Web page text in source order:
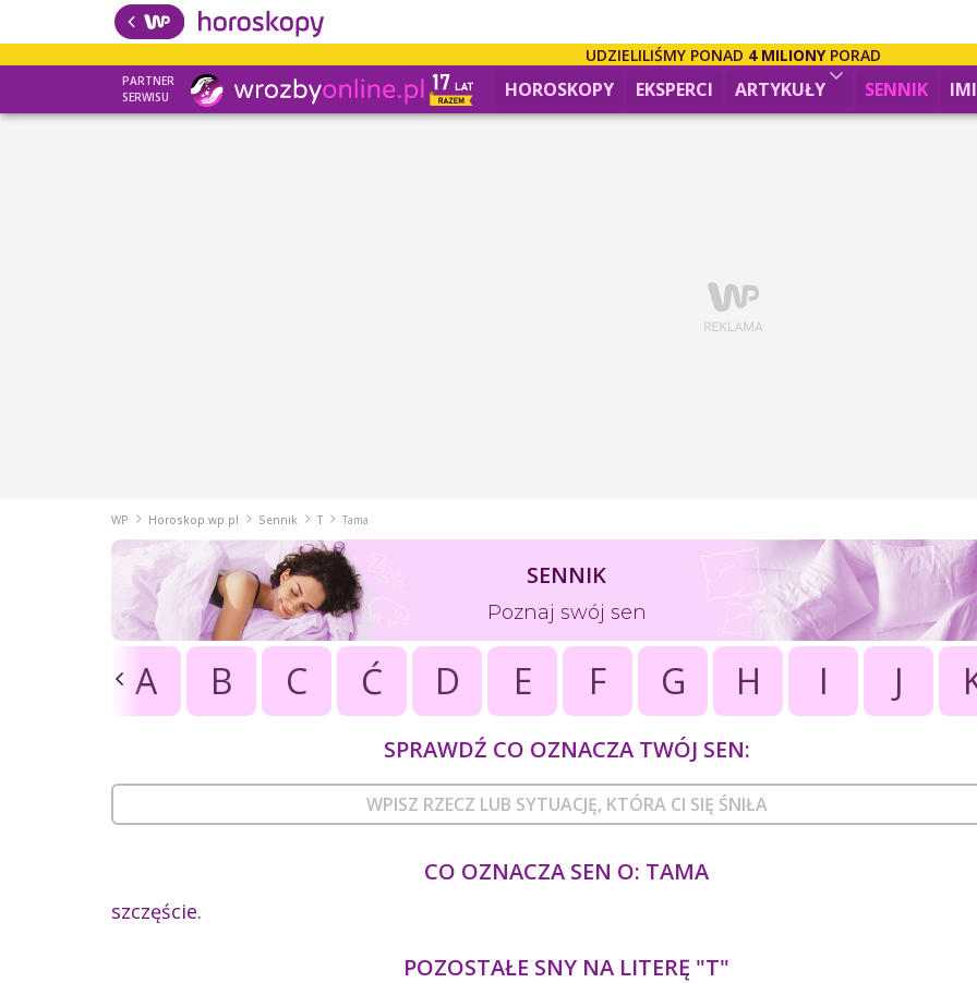
UDZIELILIŚMY PONAD 4 MILIONYPORAD
PARTNER
SERWISU
HOROSKOPY EKSPERCI ARTYKUŁY SENNIK
WP Horoskop.wp.pl Sennik T Tama
SENNIK
Poznaj swój sen
A B C Ć D E F G H I J
SPRAWDŹ CO OZNACZA TWÓJ SEN:
CO OZNACZA SEN O: TAMA
szczęście.
POZOSTAŁE SNY NA LITERĘ "T"